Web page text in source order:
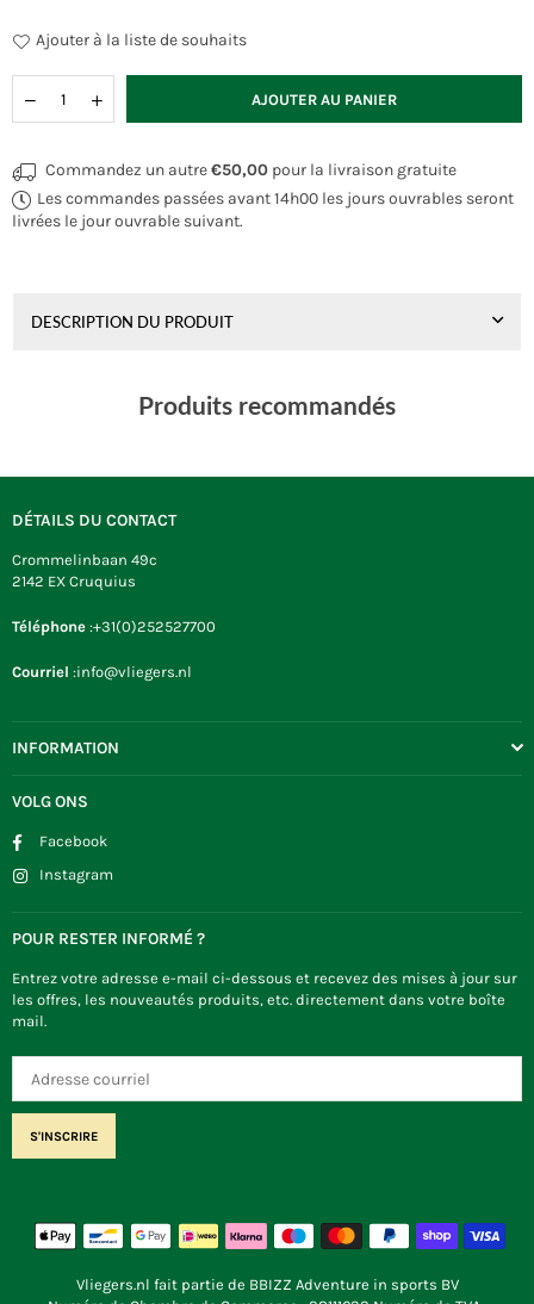
Ajouter à la liste de souhaits
AJOUTER AU PANIER
Commandez un autre€50,00 pour la livraison gratuite
Les commandes passées avant 14h00 les jours ouvrables seront
livrées le jour ouvrable suivant.
DESCRIPTION DU PRODUIT
Produits recommandés
DÉTAILS DU CONTACT
Crommelinbaan 49c
2142 EX Cruquius
Téléphone :+31(0)252527700
Courriel :info@vliegers.nl
INFORMATION
VOLG ONS
Facebook
Instagram
POUR RESTER INFORMÉ ?
Entrez votre adresse e-mail ci-dessous et recevez des mises à jour sur
les offres, les nouveautés produits, etc. directement dans votre boîte
mail.
S'INSCRIRE
Vliegers.nl fait partie de BBIZZ Adventure in sports BV